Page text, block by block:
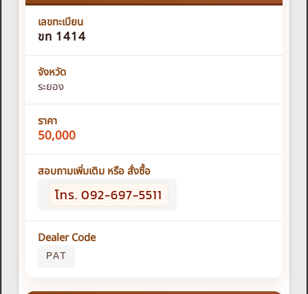
เลขทะเบียน
ขท 1414
จังหวัด
ระยอง
ราคา
50,000
สอบถามเพิ่มเติม หรือ สั่งซื้อ
โทร. 092-697-5511
Dealer Code
PAT